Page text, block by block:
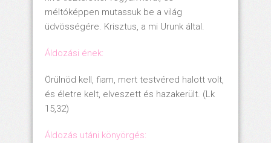
méltóképpen mutassuk be a világ
üdvösségére. Krisztus, a mi Urunk által.
Áldozási ének:
Örülnöd kell, fiam, mert testvéred halott volt,
és életre kelt, elveszett és hazakerült. (Lk
15,32)
Áldozás utáni könyörgés: